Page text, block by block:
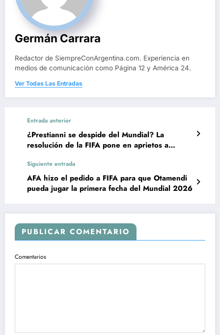
Germán Carrara
Redactor de SiempreConArgentina.com. Experiencia en
medios de comunicación como Página 12 y América 24.
Ver Todas Las Entradas
Entrada anterior
¿Prestianni se despide del Mundial? La
resolución de la FIFA pone en aprietos a
Siguiente entrada
AFA hizo el pedido a FIFA para que Otamendi
pueda jugar la primera fecha del Mundial 2026
PUBLICAR COMENTARIO
Comentarios